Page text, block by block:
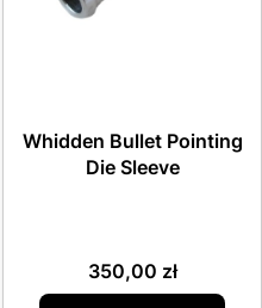
Whidden Bullet Pointing
Die Sleeve
Cena
350,00 zł